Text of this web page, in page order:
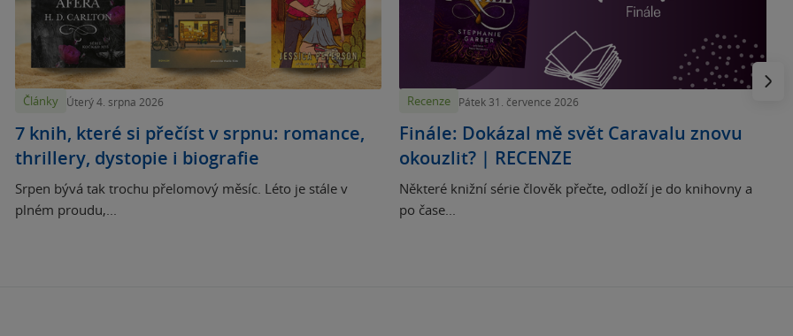
Články Úterý 4. srpna 2026
7 knih, které si přečíst v srpnu: romance,
thrillery, dystopie i biografie
Srpen bývá tak trochu přelomový měsíc. Léto je stále v
plném proudu,...
Recenze Pátek 31. července 2026
Finále: Dokázal mě svět Caravalu znovu
okouzlit? | RECENZE
Některé knižní série člověk přečte, odloží je do knihovny a
po čase...